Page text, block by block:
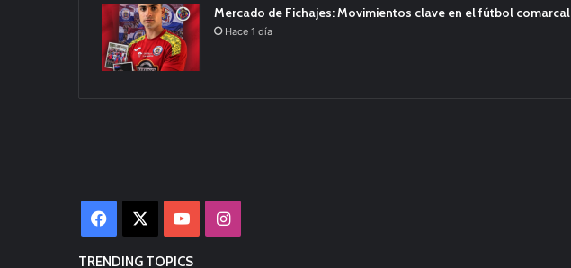
Mercado de Fichajes: Movimientos clave en el fútbol comarcal
Hace 1 día
Facebook YouTubeInstagram
TRENDING TOPICS